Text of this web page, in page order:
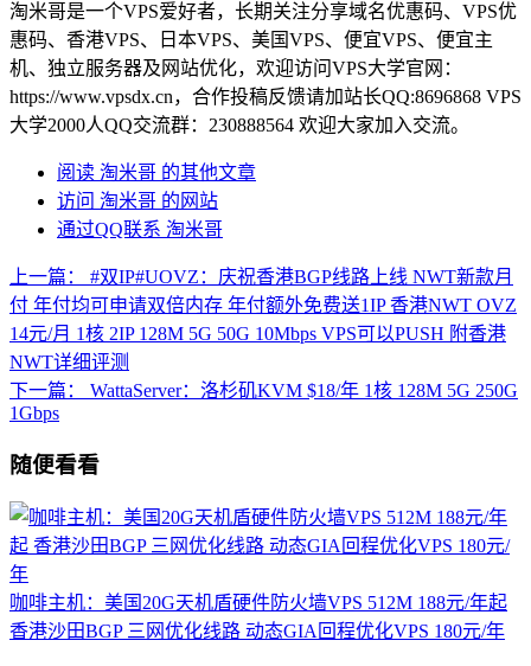
淘米哥是一个VPS爱好者，长期关注分享域名优惠码、VPS优
惠码、香港VPS、日本VPS、美国VPS、便宜VPS、便宜主
机、独立服务器及网站优化，欢迎访问VPS大学官网：
https://www.vpsdx.cn，合作投稿反馈请加站长QQ:8696868 VPS
大学2000人QQ交流群：230888564 欢迎大家加入交流。
阅读 淘米哥 的其他文章
访问 淘米哥 的网站
通过QQ联系 淘米哥
上一篇：
#双IP#UOVZ：庆祝香港BGP线路上线 NWT新款月
付 年付均可申请双倍内存 年付额外免费送1IP 香港NWT OVZ
14元/月 1核 2IP 128M 5G 50G 10Mbps VPS可以PUSH 附香港
NWT详细评测
下一篇：
WattaServer：洛杉矶KVM $18/年 1核 128M 5G 250G
1Gbps
随便看看
咖啡主机：美国20G天机盾硬件防火墙VPS 512M 188元/年起
香港沙田BGP 三网优化线路 动态GIA回程优化VPS 180元/年